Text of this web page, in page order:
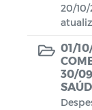
20/
01/
30/